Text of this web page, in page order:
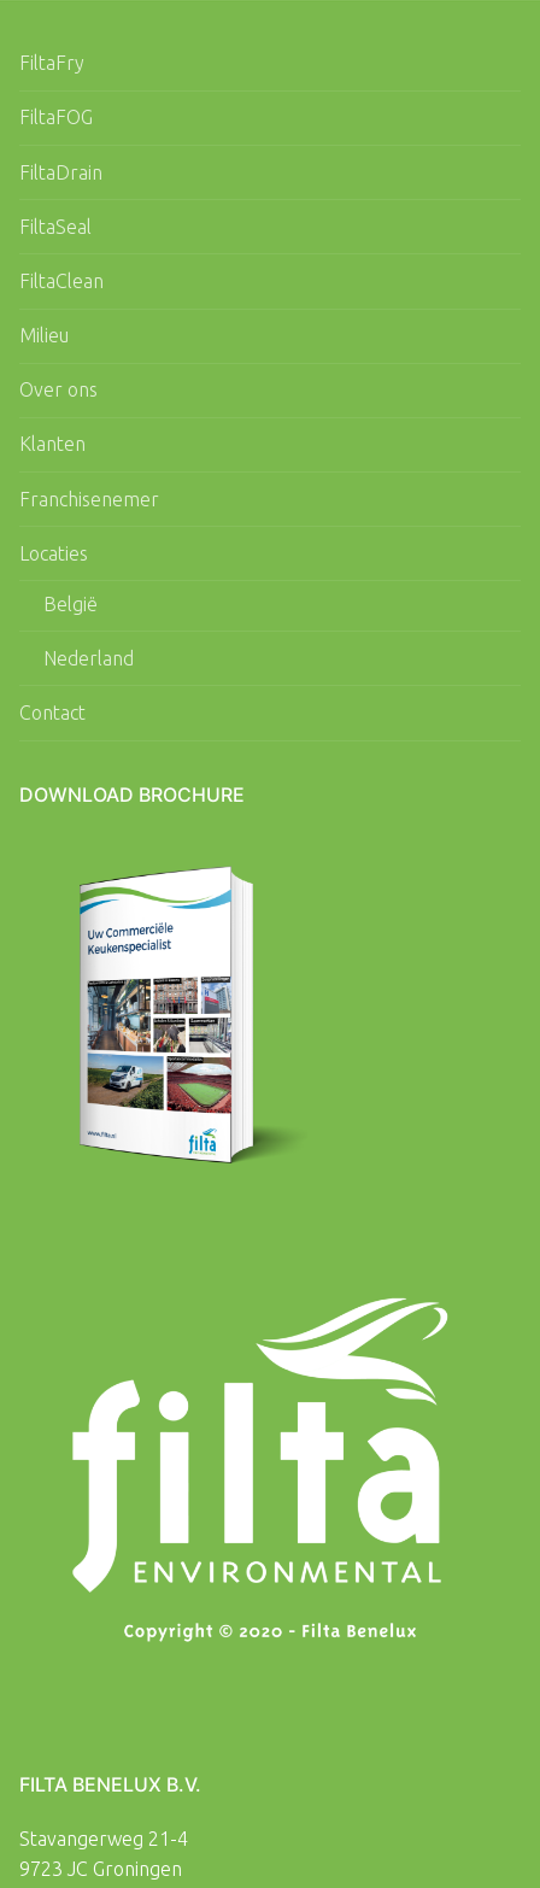
FiltaFry
FiltaFOG
FiltaDrain
FiltaSeal
FiltaClean
Milieu
Over ons
Klanten
Franchisenemer
Locaties
België
Nederland
Contact
DOWNLOAD BROCHURE
FILTA BENELUX B.V.
Stavangerweg 21-4
9723 JC Groningen